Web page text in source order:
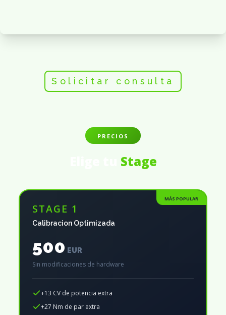
Solicitar consulta
PRECIOS
Stage
MÁS POPULAR
STAGE 1
Calibracion Optimizada
500 EUR
Sin modificaciones de hardware
+13 CV de potencia extra
+27 Nm de par extra